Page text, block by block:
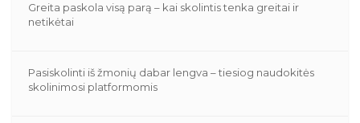
Greita paskola visą parą – kai skolintis tenka greitai ir
netikėtai
Pasiskolinti iš žmonių dabar lengva – tiesiog naudokitės
skolinimosi platformomis